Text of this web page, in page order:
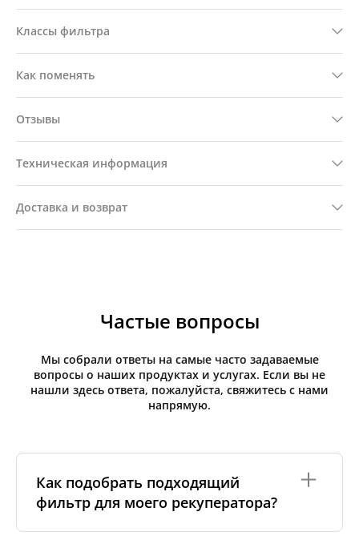
Классы фильтра
Как поменять
Отзывы
Техническая информация
Доставка и возврат
Частые вопросы
Мы собрали ответы на самые часто задаваемые
вопросы о наших продуктах и услугах. Если вы не
нашли здесь ответа, пожалуйста, свяжитесь с нами
напрямую.
Как подобрать подходящий
фильтр для моего рекуператора?